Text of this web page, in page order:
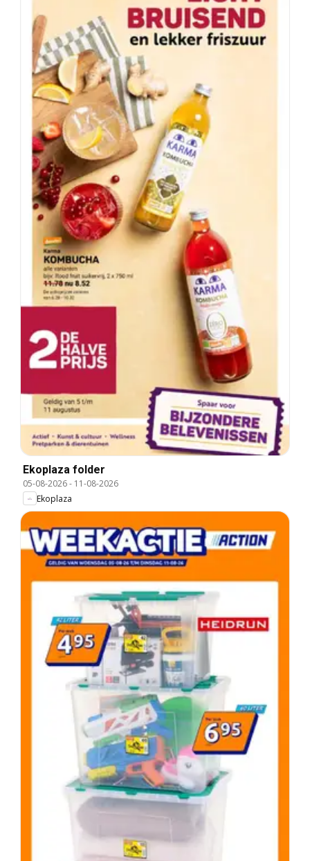
Ekoplaza folder
05-08-2026- 11-08-2026
Ekoplaza